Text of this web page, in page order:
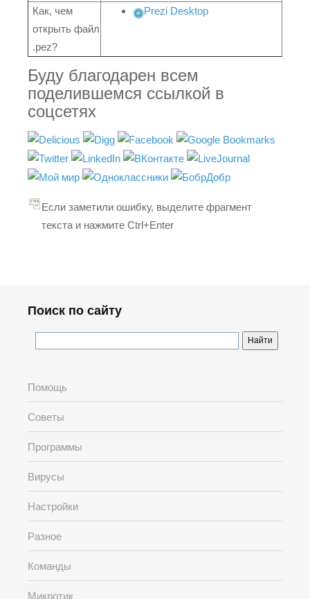
Как, чем
открыть файл
.pez?
Prezi Desktop
Буду благодарен всем
поделившемся ссылкой в
соцсетях
Если заметили ошибку, выделите фрагмент
текста и нажмите Ctrl+Enter
Поиск по сайту
Помощь
Советы
Программы
Вирусы
Настройки
Разное
Команды
Микротик